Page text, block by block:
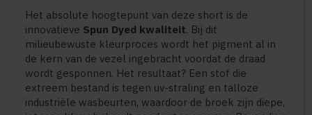
Het absolute hoogtepunt van deze short is de
innovatieve Spun Dyed kwaliteit. Bij dit
milieubewuste kleurproces wordt het pigment al in
de kern van de vezel ingebracht voordat de draad
wordt gesponnen. Het resultaat? Een stof die
extreem bestand is tegen uv-straling en talloze
industriële wasbeurten, waardoor de broek zijn diepe,